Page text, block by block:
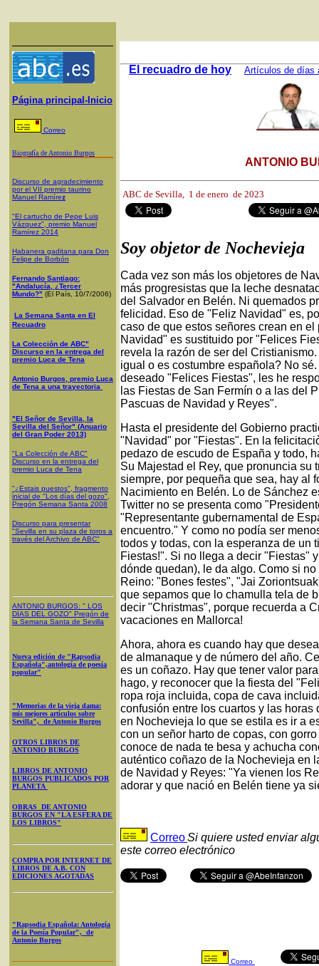
Página principal-Inicio
Correo
Biografía de Antonio Burgos
Discurso de agradecimiento
por el VII premio taurino
Manuel Ramírez
"El cartucho de Pepe Luis
Vázquez", premio Manuel
Ramírez 2014
Habanera gaditana para Don
Felipe de Borbón
Fernando Santiago:
"Andalucía, ¿Tercer
Mundo?" (El País, 10/7/2006)
La Semana Santa en El
Recuadro
La Colección de ABC"
Discurso en la entrega del
premio Luca de Tena
Antonio Burgos, premio Luca
de Tena a una trayectoria
"El Señor de Sevilla, la
Sevilla del Señor" (Anuario
del Gran Poder 2013)
"La Colección de ABC"
Discurso en la entrega del
premio Luca de Tena
"¿Estais puestos", fragmento
inicial de "Los días del gozo",
Pregón Semana Santa 2008
Discurso para presentar
"Sevilla en su plaza de toros a
través del Archivo de ABC"
ANTONIO BURGOS: " LOS
DÍAS DEL GOZO" Pregón de
la Semana Santa de Sevilla
Nueva edición de "Rapsodia
Española",antología de poesía
popular"
"Memorias de la vieja dama:
mis mejores artículos sobre
Sevilla", de Antonio Burgos
OTROS LIBROS DE
ANTONIO BURGOS
LIBROS DE ANTONIO
BURGOS PUBLICADOS POR
PLANETA
OBRAS DE ANTONIO
BURGOS EN "LA ESFERA DE
LOS LIBROS"
COMPRA POR INTERNET DE
LIBROS DE A.B. CON
EDICIONES AGOTADAS
"Rapsodia Española: Antología
de la Poesía Popular", de
Antonio Burgos
El recuadro de hoy Artículos de días
ANTONIO
ABC de Sevilla, 1 de enero de 2023
Soy objetor de Nochevieja
Cada vez son más los objetores de
más progresistas que la leche
del Salvador en Belén. Ni quemados
felicidad. Eso de "Feliz Navidad" es,
caso de que estos señores crean en
Navidad" es sustituido por "Felices
revela la razón de ser del
igual o es costumbre española? No
deseado "Felices Fiestas", les he
las Fiestas de San Fermín o a las del
Pascuas de Navidad y Reyes".
Hasta el presidente del Gobierno
"Navidad" por "Fiestas". En la
pedazo de escudo de España y todo,
Su Majestad el Rey, que pronuncia
siempre, por pequeña que sea, hay al
Nacimiento en Belén. Lo de Sánchez
Twitter no se presenta como
"Representante gubernamental de
encuentro." Y como no podía ser
todos y todas, con la esperanza de un
Fiestas!". Si no llega a decir "Fiestas"
dónde quedan), le da algo. Como si
Reino: "Bones festes", "Jai
que sepamos que lo chamulla tela de
decir "Christmas", porque recuerda a
vacaciones en Mallorca!
Ahora, ahora es cuando hay que
de almanaque y de número del año.
es un coñazo. Hay que tener valor
hago, y reconocer que la fiesta del
ropa roja incluida, copa de cava
confusión entre los cuartos y las
en Nochevieja lo que se estila es ir a
con un señor harto de copas, con
conoce de nada te besa y achucha
auténtico coñazo de la Nochevieja en
de Navidad y Reyes: "Ya vienen los
adorar y que nació en Belén tiene ya
CorreoSi quiere usted enviar
este correo electrónico
Correo